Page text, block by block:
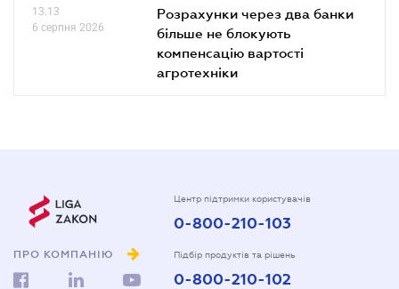
13.13
6 серпня 2026
Розрахунки через два банки
більше не блокують
компенсацію вартості
агротехніки
ПРО КОМПАНІЮ
Центр підтримки користувачів
0-800-210-103
Підбір продуктів та рішень
0-800-210-102